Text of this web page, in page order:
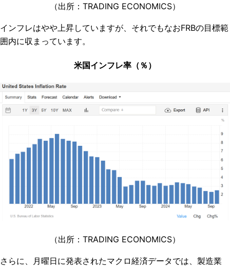
（出所：TRADING ECONOMICS）
インフレはやや上昇していますが、それでもなおFRBの目標範
囲内に収まっています。
米国インフレ率（％）
（出所：TRADING ECONOMICS）
さらに、月曜日に発表されたマクロ経済データでは、製造業